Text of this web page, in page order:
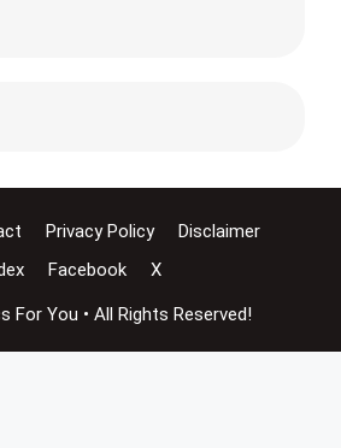
Privacy Policy
Disclaimer
Facebook X
For You • All Rights Reserved!